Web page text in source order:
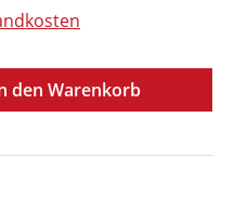
den gewünschten
den Warenkorb